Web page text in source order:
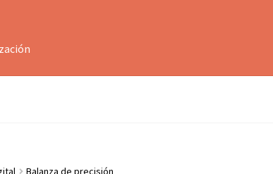
Balanza de precisión